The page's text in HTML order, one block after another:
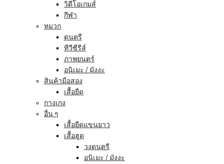
วิดีโอเกมส์
กีฬา
หมวก
ดนตรี
ทีวีซีรีส์
ภาพยนตร์
อนิเมะ / มังงะ
สินค้ามือสอง
เสื้อยืด
กางเกง
อื่น ๆ
เสื้อยืดแขนยาว
เสื้อฮูด
วงดนตรี
อนิเมะ / มังงะ